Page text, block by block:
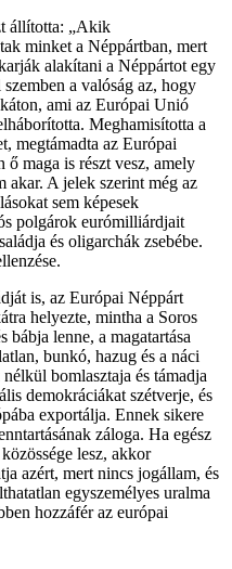
állította: „Akik
minket a Néppártban, mert
alakítani a Néppártot egy
a valóság az, hogy
ami az Európai Unió
Meghamisította a
megtámadta az Európai
maga is részt vesz, amely
akar. A jelek szerint még az
sem képesek
polgárok eurómilliárdjait
és oligarchák zsebébe.
is, az Európai Néppárt
helyezte, mintha a Soros
bábja lenne, a magatartása
bunkó, hazug és a náci
bomlasztaja és támadja
demokráciákat szétverje, és
exportálja. Ennek sikere
záloga. Ha egész
lesz, akkor
azért, mert nincs jogállam, és
egyszemélyes uralma
hozzáfér az európai